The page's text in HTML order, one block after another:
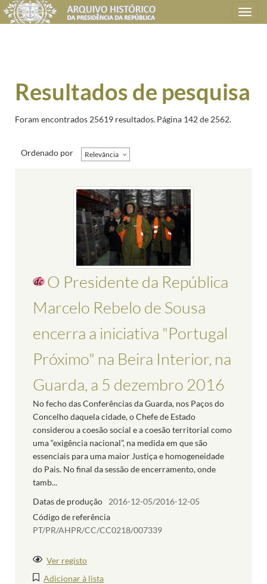
Toggle
navigation
Resultados de pesquisa
Foram encontrados 25619 resultados.Página 142 de 2562.
Ordenado por Relevância
O Presidente da República
Marcelo Rebelo de Sousa
encerra a iniciativa "Portugal
Próximo" na Beira Interior, na
Guarda, a 5 dezembro 2016
No fecho das Conferências da Guarda, nos Paços do
Concelho daquela cidade, o Chefe de Estado
considerou a coesão social e a coesão territorial como
uma “exigência nacional”, na medida em que são
essenciais para uma maior Justiça e homogeneidade
do Pais. No final da sessão de encerramento, onde
tamb...
Datas de produção
2016-12-05/2016-12-05
Código de referência
PT/PR/AHPR/CC/CC0218/007339
Ver registo
Adicionar à lista